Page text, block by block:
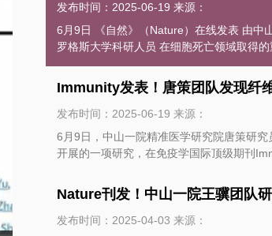
发布时间：2025-06-19 来源：
6月9日 《自然》（Nature）在线发表 由中山大学附属第一医院 许杰研究员团队牵头 联合美国
罗格斯大学科研人员 在细胞死亡领域取得的重要成果 研究团队研发全球首台 高通量机械张力
刺激系统 通过大规模遗传筛选 鉴定了细胞死亡过程中 调控膜破裂的关键蛋白NINJ1 为控制脓
毒败血症 等系统性炎症反应中细胞死亡 引发的炎症因子风暴 提供了新靶点和新思路 研究成果
发表于国际顶尖学术期刊《自然》 论文链接：https://www.nature.com/articles/s41586-025-
09222-5 中山大学附属第一医院精准医
Immunity发表！唐策团队发现纤
发布时间：2025-06-19 来源：
6月9日，中山一院精准医学研究院唐策研
开展的一项研究，在免疫学国际顶级期刊Immunity
为今后以固有免疫细胞和共生真菌为靶点，治
果发表于免疫学国际顶级期刊Immunity 肺纤维化是一种慢性进行性疾病，主要特征是肺组织
结构被破坏，肺间质出现纤维样重塑。其病
Nature刊发！中山一院王骥团队
发布时间：2025-04-03 来源：